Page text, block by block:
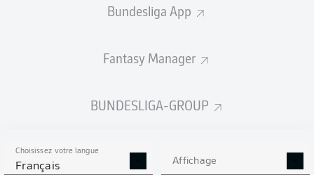
Bundesliga App
Fantasy Manager
BUNDESLIGA-GROUP
Choisissez votre langue
Français Affichage
STATS DE LA SAISON
2023/2024